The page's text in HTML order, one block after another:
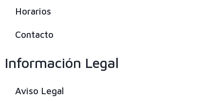
Horarios
Contacto
Información Legal
Aviso Legal